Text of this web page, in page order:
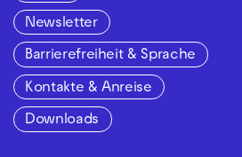
Newsletter
Barrierefreiheit & Sprache
Kontakte & Anreise
Downloads